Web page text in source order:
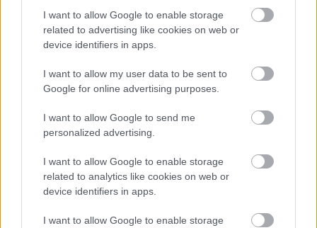
I want to allow Google to enable storage
related to advertising like cookies on web or
device identifiers in apps.
I want to allow my user data to be sent to
Google for online advertising purposes.
I want to allow Google to send me
personalized advertising.
I want to allow Google to enable storage
related to analytics like cookies on web or
device identifiers in apps.
I want to allow Google to enable storage
Gredzenspirkstā vēl
sasniegšanas. Latvijā
audzis nepilngadīgo
līgavu skaits
Veselības inspekcija
steidzami aicina
Atcelt Ziņot